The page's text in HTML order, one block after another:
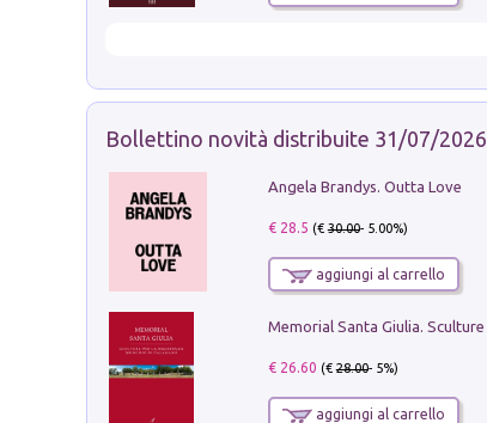
Bollettino novità distribuite 31/07/2026
Angela Brandys. Outta Love
€ 28.5 (€30.00- 5.00%)
aggiungi al carrello
€ 26.60 (€28.00- 5%)
aggiungi al carrello